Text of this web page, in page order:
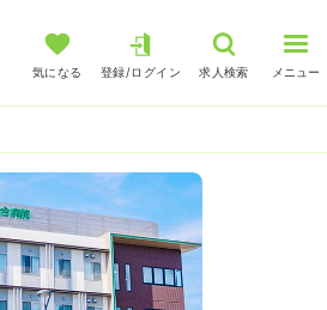
気になる 登録/ログイン 求人検索 メニュー